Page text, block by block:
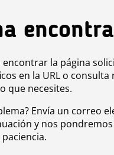
la página
en la URL o
que necesites.
Envía un correo
y nos